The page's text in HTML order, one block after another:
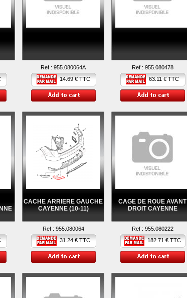
Ref : 955.080064A
14.69 € TTC
Ref : 955.080478
63.11 € TTC
CACHE ARRIERE GAUCHE
CAYENNE (10-11)
Ref : 955.080064
31.24 € TTC
CAGE DE ROUE AVANT
DROIT CAYENNE
Ref : 955.080222
182.71 € TTC